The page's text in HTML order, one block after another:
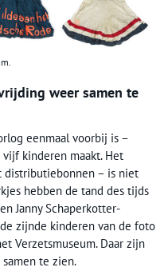
weer samen te
eenmaal voorbij is –
kinderen maakt. Het
distributiebonnen – is niet
hebben de tand des tijds
Janny Schaperkotter-
zijnde kinderen van de foto
Verzetsmuseum. Daar zijn
te zien.